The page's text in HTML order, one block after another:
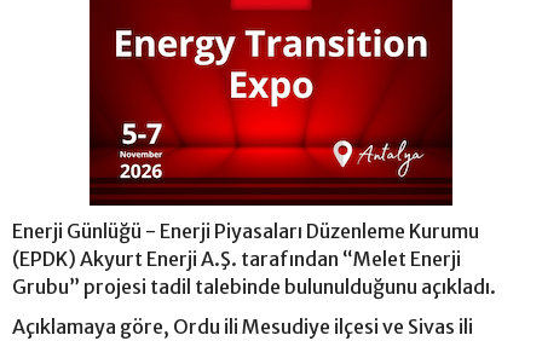
Enerji Günlüğü - Enerji Piyasaları Düzenleme Kurumu
(EPDK) Akyurt Enerji A.Ş. tarafından “Melet Enerji
Grubu” projesi tadil talebinde bulunulduğunu açıkladı.
Açıklamaya göre, Ordu ili Mesudiye ilçesi ve Sivas ili